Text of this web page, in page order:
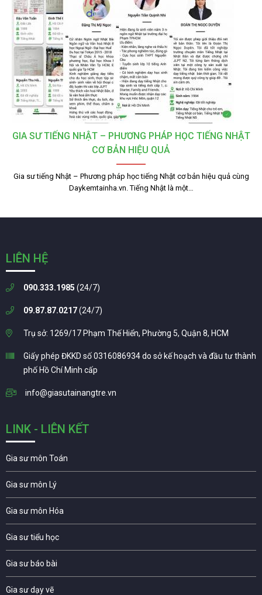
GIA SƯ TIẾNG NHẬT – PHƯƠNG PHÁP HỌC TIẾNG NHẬT
CƠ BẢN HIỆU QUẢ
Gia sư tiếng Nhật – Phương pháp học tiếng Nhật cơ bản hiệu quả cùng
Daykemtainha.vn. Tiếng Nhật là một…
LIÊN HỆ
090.333.1985 (24/7)
09.87.87.0217(24/7)
Trụ sở: 1269/17 Phạm Thế Hiển, Phường 5, Quận 8, HCM
Giấy phép ĐKKD số 0316086934 do sở kế hoạch và đầu tư thành
phố Hồ Chí Minh cấp
info@giasutainangtre.vn
LINK - LIÊN KẾT
Gia sư môn Toán
Gia sư môn Lý
Gia sư môn Hóa
Gia sư tiểu học
Gia sư báo bài
Gia sư dạy vẽ